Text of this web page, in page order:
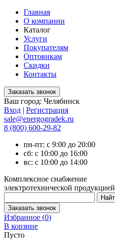
Главная
О компании
Каталог
Услуги
Покупателям
Оптовикам
Скидки
Контакты
Ваш город: Челябинск
Вход | Регистрация
sale@energogradek.ru
8 (800) 600-29-82
пн-пт: с 9:00 до 20:00
сб: с 10:00 до 16:00
вс: с 10:00 до 14:00
Комплексное снабжение
электротехнической продукцией
Избранное (0)
В корзине
Пусто